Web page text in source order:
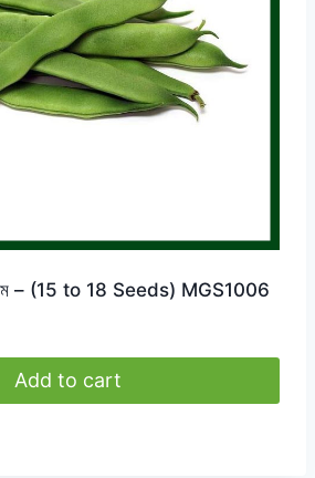
– (15 to 18 Seeds) MGS1006
Add to cart